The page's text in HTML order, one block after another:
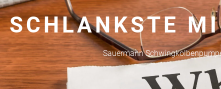
SCHLANKSTE
Sauermann